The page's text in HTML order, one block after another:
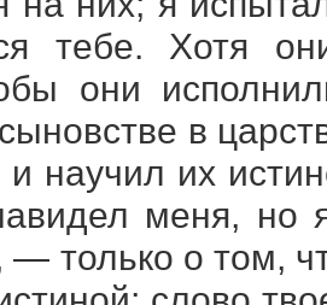
тебе. Хотя
они
в
и научил их
меня,
— только о том,